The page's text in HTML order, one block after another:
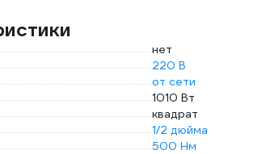
нет
220 В
от сети
1010 Вт
квадрат
1/2 дюйма
500 Нм